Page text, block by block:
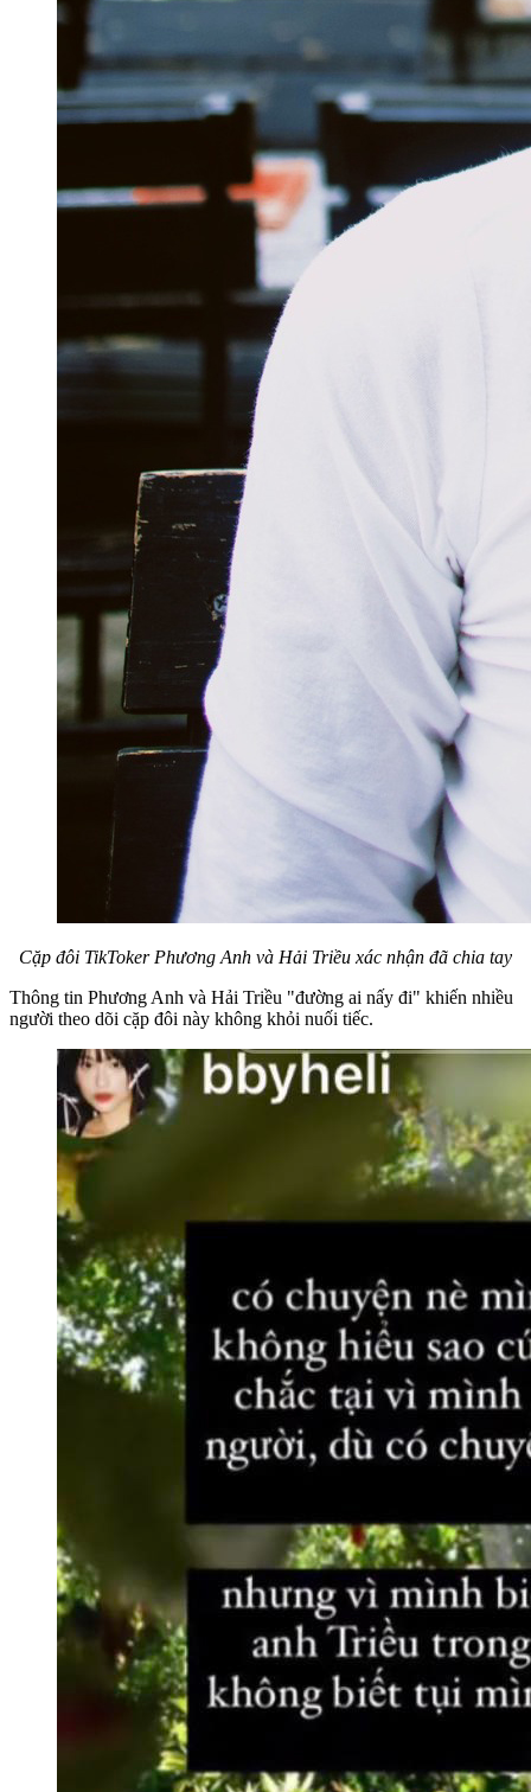
Cặp đôi TikToker Phương Anh và Hải Triều xác nhận đã chia tay
Thông tin Phương Anh và Hải Triều "đường ai nấy đi" khiến nhiều
người theo dõi cặp đôi này không khỏi nuối tiếc.